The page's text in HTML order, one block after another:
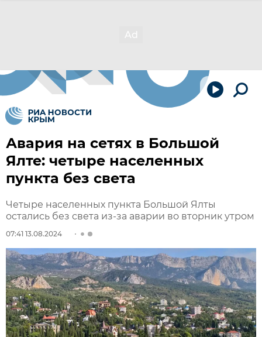
Авария на сетях в Большой
Ялте: четыре населенных
пункта без света
Четыре населенных пункта Большой Ялты
остались без света из-за аварии во вторник утром
07:41 13.08.2024